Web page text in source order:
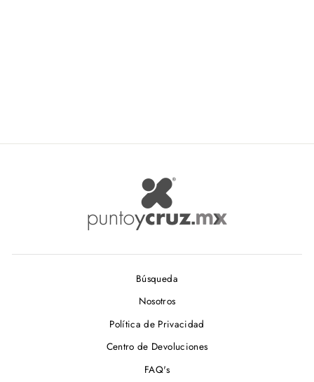
Búsqueda
Nosotros
Política de Privacidad
Centro de Devoluciones
FAQ's